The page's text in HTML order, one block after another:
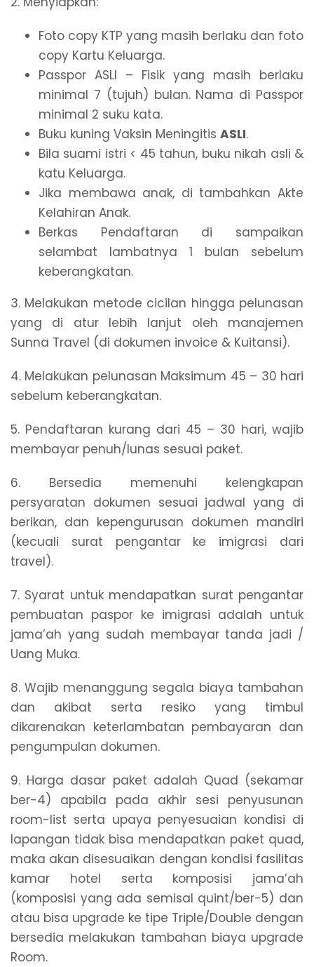
Foto copy KTP yang masih berlaku dan foto
copy Kartu Keluarga.
Passpor ASLI – Fisik yang masih berlaku
minimal 7 (tujuh) bulan. Nama di Passpor
minimal 2 suku kata.
Buku kuning Vaksin Meningitis ASLI.
Bila suami istri < 45 tahun, buku nikah asli &
katu Keluarga.
Jika membawa anak, di tambahkan Akte
Kelahiran Anak.
Berkas Pendaftaran di sampaikan
selambat lambatnya 1 bulan sebelum
keberangkatan.
3. Melakukan metode cicilan hingga pelunasan
yang di atur lebih lanjut oleh manajemen
Sunna Travel (di dokumen invoice & Kuitansi).
4. Melakukan pelunasan Maksimum 45 – 30 hari
sebelum keberangkatan.
5. Pendaftaran kurang dari 45 – 30 hari, wajib
membayar penuh/lunas sesuai paket.
6. Bersedia memenuhi kelengkapan
persyaratan dokumen sesuai jadwal yang di
berikan, dan kepengurusan dokumen mandiri
(kecuali surat pengantar ke imigrasi dari
travel).
7. Syarat untuk mendapatkan surat pengantar
pembuatan paspor ke imigrasi adalah untuk
jama’ah yang sudah membayar tanda jadi /
Uang Muka.
8. Wajib menanggung segala biaya tambahan
dan akibat serta resiko yang timbul
dikarenakan keterlambatan pembayaran dan
pengumpulan dokumen.
9. Harga dasar paket adalah Quad (sekamar
ber-4) apabila pada akhir sesi penyusunan
room-list serta upaya penyesuaian kondisi di
lapangan tidak bisa mendapatkan paket quad,
maka akan disesuaikan dengan kondisi fasilitas
kamar hotel serta komposisi jama’ah
(komposisi yang ada semisal quint/ber-5) dan
atau bisa upgrade ke tipe Triple/Double dengan
bersedia melakukan tambahan biaya upgrade
Room.